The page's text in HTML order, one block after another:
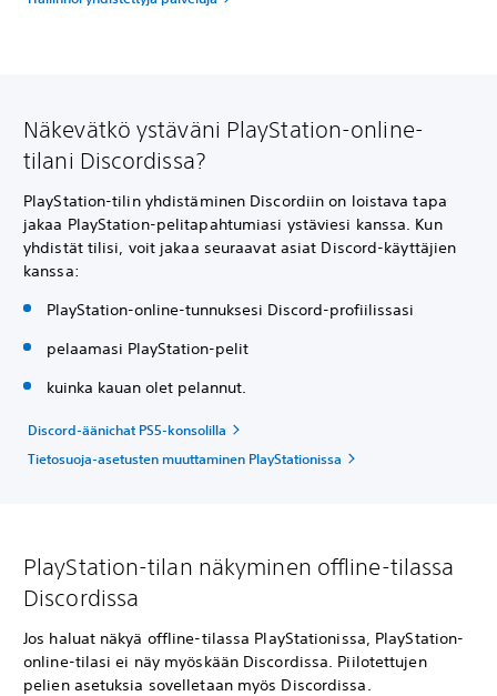
Näkevätkö ystäväni PlayStation-online-
tilani Discordissa?
PlayStation-tilin yhdistäminen Discordiin on loistava tapa
jakaa PlayStation-pelitapahtumiasi ystäviesi kanssa. Kun
yhdistät tilisi, voit jakaa seuraavat asiat Discord-käyttäjien
kanssa:
PlayStation-online-tunnuksesi Discord-profiilissasi
pelaamasi PlayStation-pelit
kuinka kauan olet pelannut.
Discord-äänichat PS5-konsolilla
Tietosuoja-asetusten muuttaminen PlayStationissa
PlayStation-tilan näkyminen offline-tilassa
Discordissa
Jos haluat näkyä offline-tilassa PlayStationissa, PlayStation-
online-tilasi ei näy myöskään Discordissa. Piilotettujen
pelien asetuksia sovelletaan myös Discordissa.